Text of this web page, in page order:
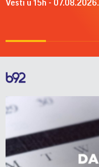
Vesti u 15h - 07.08.2026.